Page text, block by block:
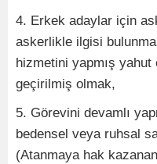
4. Erkek adaylar için
askerlikle ilgisi
hizmetini yapmış yahut
geçirilmiş olmak,
5. Görevini devamlı
bedensel veya ruhsal
(Atanmaya hak